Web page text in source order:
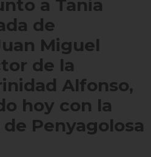
a Tania
de
Miguel
de la
Alfonso,
hoy con la
Penyagolosa